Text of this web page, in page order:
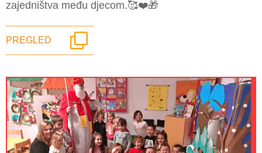
zajedništva među djecom.🥰❤️🎁
PREGLED